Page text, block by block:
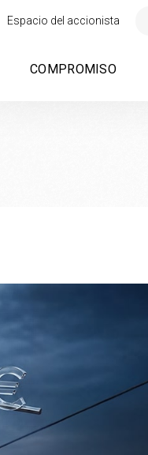
Espacio del accionista
COMPROMISO